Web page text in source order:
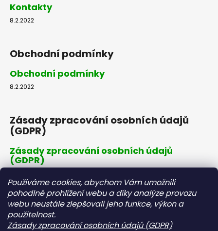
Používáme cookies, abychom Vám umožnili
pohodlné prohlížení webu a díky analýze provozu
webu neustále zlepšovali jeho funkce, výkon a
použitelnost.
Zásady zpracování osobních údajů (GDPR)
Kontakty
8.2.2022
Obchodní podmínky
Obchodní podmínky
8.2.2022
Zásady zpracování osobních údajů
(GDPR)
Zásady zpracování osobních údajů
(GDPR)
Dopravné a platby
Dopravné a platby